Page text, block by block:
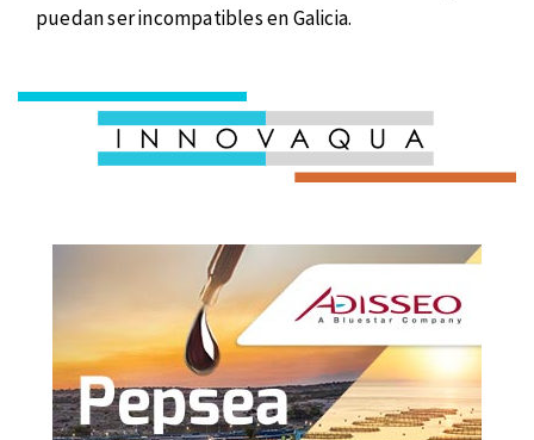
puedan ser incompatibles en Galicia.